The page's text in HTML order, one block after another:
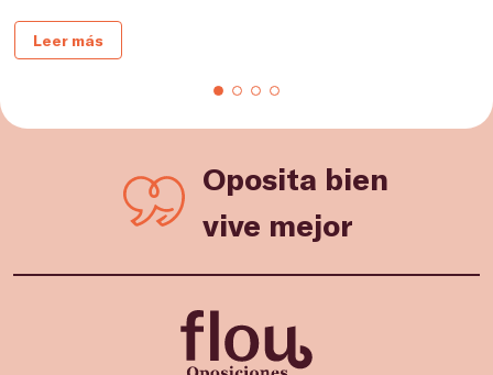
Leer más
Oposita bien
vive mejor